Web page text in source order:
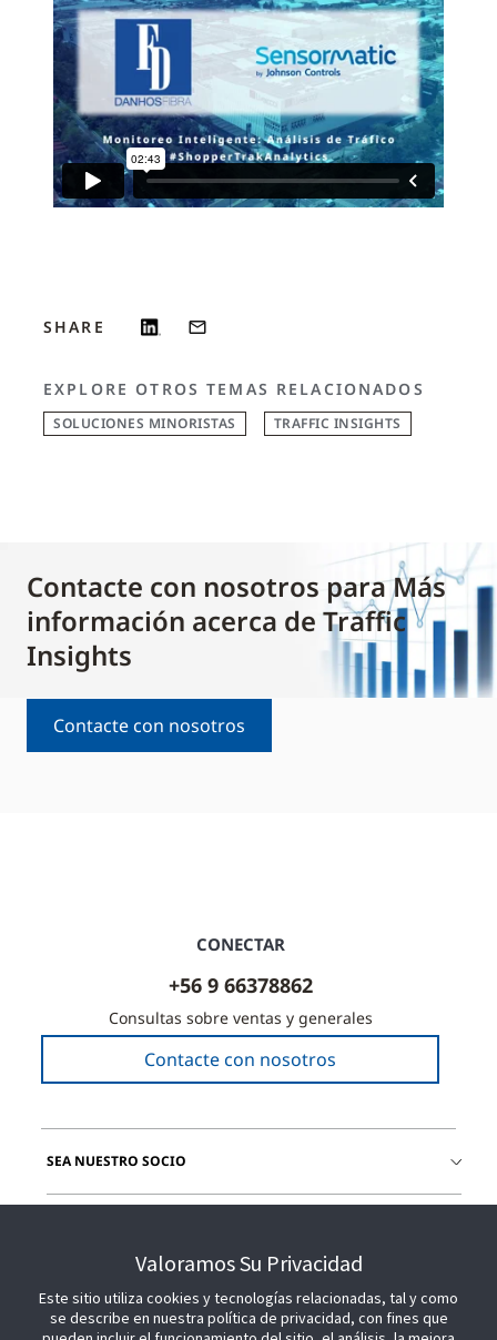
SHARE
EXPLORE OTROS TEMAS RELACIONADOS
SOLUCIONES MINORISTAS TRAFFIC INSIGHTS
Contacte con nosotros para Más
información acerca de Traffic
Insights
Contacte con nosotros
CONECTAR
+56 9 66378862
Consultas sobre ventas y generales
Contacte con nosotros
SEA NUESTRO SOCIO
Valoramos Su Privacidad
Este sitio utiliza cookies y tecnologías relacionadas, tal y como
se describe en nuestra política de privacidad, con fines que